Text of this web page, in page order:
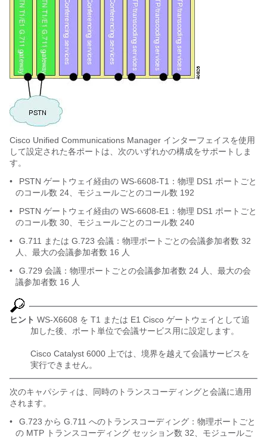
Cisco Unified Communications Manager インターフェイスを使用
して設定された各ポートは、次のいずれかの構成をサポートしま
す。
•
PSTN ゲートウェイ経由の WS-6608-T1：物理 DS1 ポートごと
のコール数 24、モジュールごとのコール数 192
•
PSTN ゲートウェイ経由の WS-6608-E1：物理 DS1 ポートごと
のコール数 30、モジュールごとのコール数 240
•
G.711 または G.723 会議：物理ポートごとの会議参加者数 32
人、最大の会議参加者数 16 人
•
G.729 会議：物理ポートごとの会議参加者数 24 人、最大の会
議参加者数 16 人
ヒント WS-X6608 を T1 または E1 Cisco ゲートウェイとして追
加した後、ポート単位で会議サービス用に設定します。
Cisco Catalyst 6000 上では、境界を越えて会議サービスを
実行できません。
次のキャパシティは、同時のトランスコーディングと会議に適用
されます。
•
G.723 から G.711 へのトランスコーディング：物理ポートごと
の MTP トランスコーディング セッション数 32、モジュールご